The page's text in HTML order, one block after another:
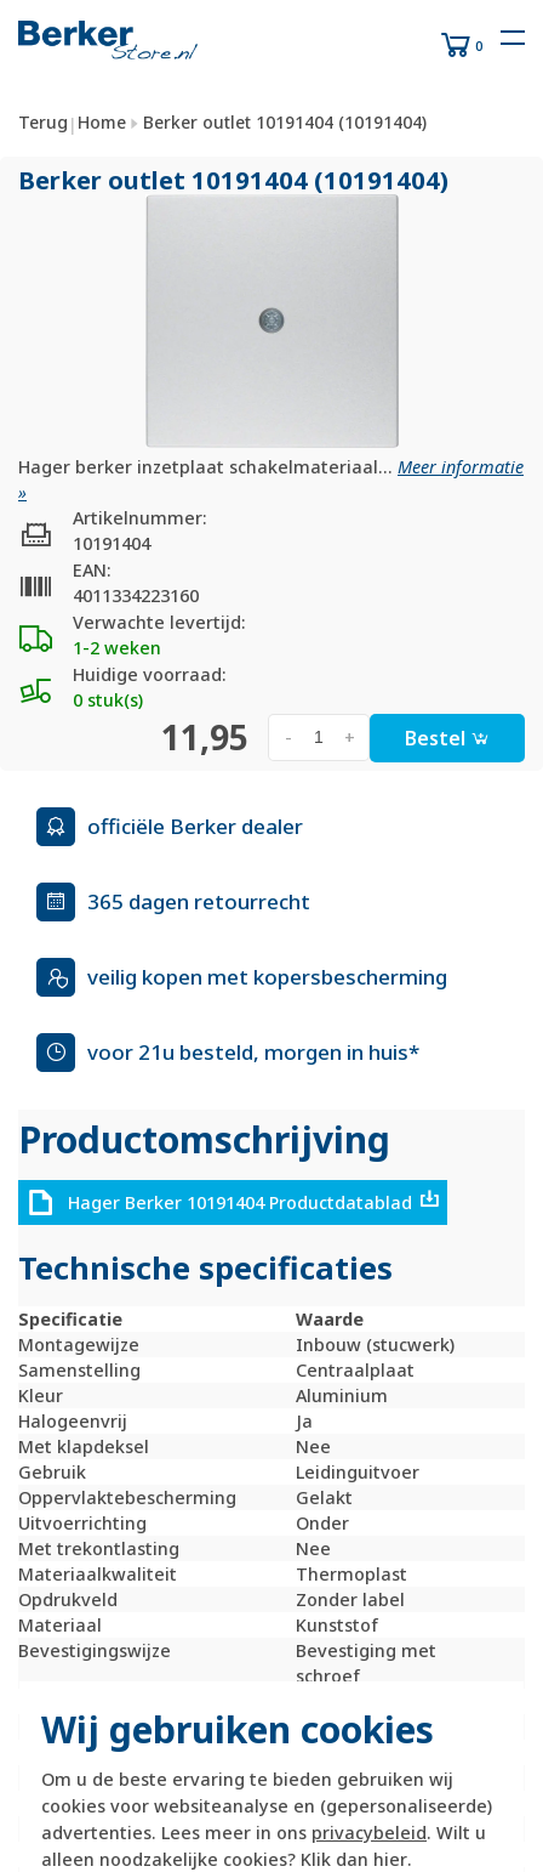
Wij gebruiken cookies
Om u de beste ervaring te bieden gebruiken wij
cookies voor websiteanalyse en (gepersonaliseerde)
advertenties. Lees meer in ons privacybeleid. Wilt u
alleen noodzakelijke cookies? Klik dan hier.
0
Terug | Home Berker outlet 10191404 (10191404)
Berker outlet 10191404 (10191404)
Hager berker inzetplaat schakelmateriaal... Meer informatie
»
Verwachte levertijd:
1-2 weken
Huidige voorraad:
0 stuk(s)
Artikelnummer:
10191404
EAN:
4011334223160
11,95 +
- Bestel
officiële Berker dealer
365 dagen retourrecht
veilig kopen met kopersbescherming
voor 21u besteld, morgen in huis*
Productomschrijving
Hager Berker 10191404 Productdatablad
Technische specificaties
Specificatie
Waarde
Montagewijze
Inbouw (stucwerk)
Samenstelling
Centraalplaat
Kleur
Aluminium
Halogeenvrij
Ja
Met klapdeksel
Nee
Gebruik
Leidinguitvoer
Oppervlaktebescherming
Gelakt
Uitvoerrichting
Onder
Met trekontlasting
Nee
Materiaalkwaliteit
Thermoplast
Opdrukveld
Zonder label
Materiaal
Kunststof
Bevestigingswijze
Bevestiging met
schroef
RAL-nummer (vergelijkbaar)
9006
Met stofbescherming
Met opdruk
Nee
Incl. connectoren
Nee
Draagring
Nee
Transparant
Nee